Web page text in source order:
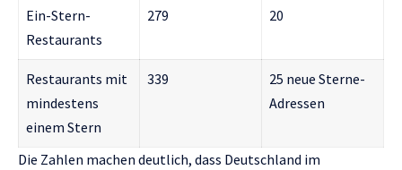
Ein-Stern-
Restaurants
279 20
Restaurants mit
mindestens
einem Stern
339
25 neue Sterne-
Adressen
Die Zahlen machen deutlich, dass Deutschland im